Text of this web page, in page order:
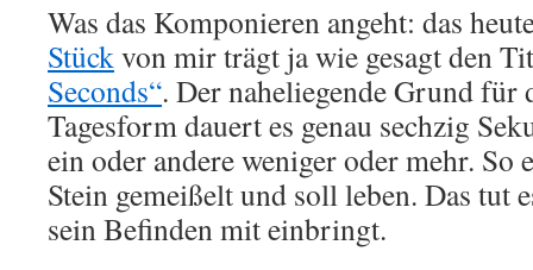
Was das Komponieren angeht: das
Stückvon mir trägt ja wie gesagt den
Seconds“. Der naheliegende Grund für
Tagesform dauert es genau sechzig
ein oder andere weniger oder mehr. So
Stein gemeißelt und soll leben. Das tut
sein Befinden mit einbringt.